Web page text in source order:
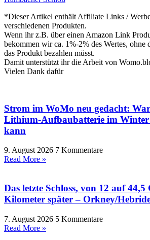
*Dieser Artikel enthält Affiliate Links /
verschiedenen Produkten.
Wenn ihr z.B. über einen Amazon Link
bekommen wir ca. 1%-2% des Wertes, ohne
das Produkt bezahlen müsst.
Damit unterstützt ihr die Arbeit von
Vielen Dank dafür
Strom im WoMo neu gedacht:
Lithium-Aufbaubatterie im Winter
kann
9. August 2026 7 Kommentare
Read More »
Das letzte Schloss, von 12 auf
Kilometer später – Orkney/
7. August 2026 5 Kommentare
Read More »